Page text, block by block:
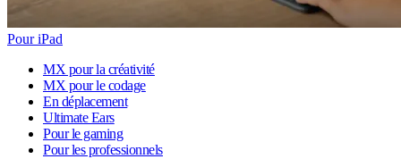
Pour iPad
MX pour la créativité
MX pour le codage
En déplacement
Ultimate Ears
Pour le gaming
Pour les professionnels